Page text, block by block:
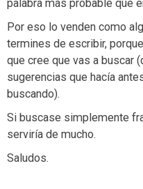
palabra más probable que
Por eso lo venden como
termines de escribir,
que cree que vas a buscar
sugerencias que hacía
buscando).
Si buscase simplemente
serviría de mucho.
Saludos.